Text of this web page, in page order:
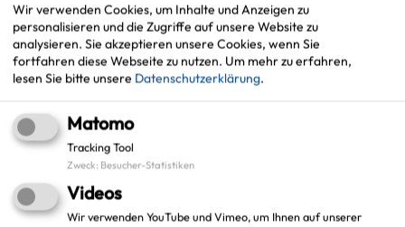
Adresse:
Stadt Recklinghausen
Wir verwenden Cookies, um Inhalte und Anzeigen zu
personalisieren und die Zugriffe auf unsere Website zu
analysieren. Sie akzeptieren unsere Cookies, wenn Sie
fortfahren diese Webseite zu nutzen. Um mehr zu erfahren,
lesen Sie bitte unsere Datenschutzerklärung.
Matomo
Tracking Tool
Zweck: Besucher-Statistiken
Videos
Wir verwenden YouTube und Vimeo, um Ihnen auf unserer